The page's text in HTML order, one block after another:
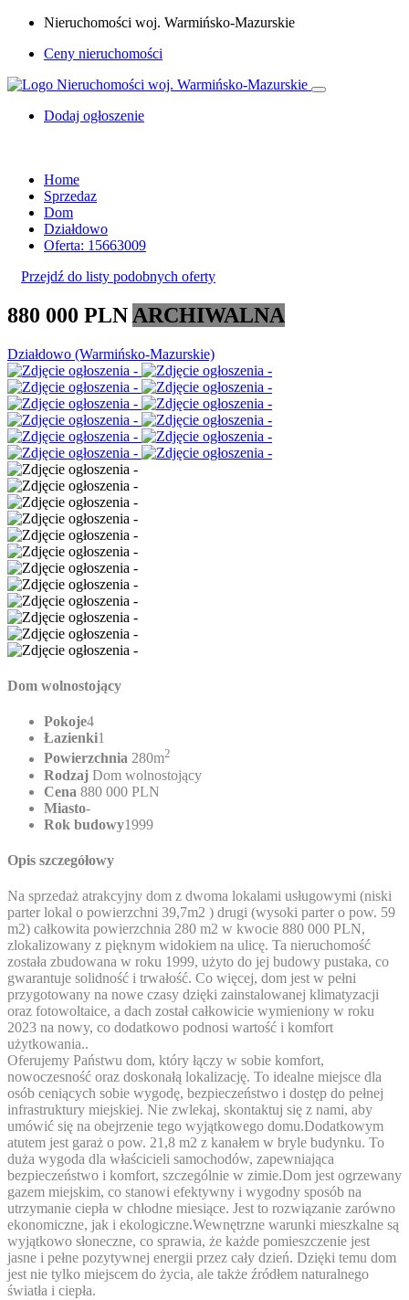
Nieruchomości woj. Warmińsko-Mazurskie
Ceny nieruchomości
Dodaj ogłoszenie
Home
Sprzedaz
Dom
Działdowo
Oferta: 15663009
Przejdź do listy podobnych oferty
880 000 PLN ARCHIWALNA
Działdowo (Warmińsko-Mazurskie)
Dom wolnostojący
Pokoje4
Łazienki1
Powierzchnia 280m2
Rodzaj Dom wolnostojący
Cena 880 000 PLN
Miasto-
Rok budowy1999
Opis szczegółowy
Na sprzedaż atrakcyjny dom z dwoma lokalami usługowymi (niski
parter lokal o powierzchni 39,7m2 ) drugi (wysoki parter o pow. 59
m2) całkowita powierzchnia 280 m2 w kwocie 880 000 PLN,
zlokalizowany z pięknym widokiem na ulicę. Ta nieruchomość
została zbudowana w roku 1999, użyto do jej budowy pustaka, co
gwarantuje solidność i trwałość. Co więcej, dom jest w pełni
przygotowany na nowe czasy dzięki zainstalowanej klimatyzacji
oraz fotowoltaice, a dach został całkowicie wymieniony w roku
2023 na nowy, co dodatkowo podnosi wartość i komfort
użytkowania..
Oferujemy Państwu dom, który łączy w sobie komfort,
nowoczesność oraz doskonałą lokalizację. To idealne miejsce dla
osób ceniących sobie wygodę, bezpieczeństwo i dostęp do pełnej
infrastruktury miejskiej. Nie zwlekaj, skontaktuj się z nami, aby
umówić się na obejrzenie tego wyjątkowego domu.Dodatkowym
atutem jest garaż o pow. 21,8 m2 z kanałem w bryle budynku. To
duża wygoda dla właścicieli samochodów, zapewniająca
bezpieczeństwo i komfort, szczególnie w zimie.Dom jest ogrzewany
gazem miejskim, co stanowi efektywny i wygodny sposób na
utrzymanie ciepła w chłodne miesiące. Jest to rozwiązanie zarówno
ekonomiczne, jak i ekologiczne.Wewnętrzne warunki mieszkalne są
wyjątkowo słoneczne, co sprawia, że każde pomieszczenie jest
jasne i pełne pozytywnej energii przez cały dzień. Dzięki temu dom
jest nie tylko miejscem do życia, ale także źródłem naturalnego
światła i ciepła.